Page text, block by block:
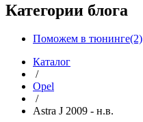
Категории блога
Поможем в тюнинге(2)
Каталог
/
Opel
/
Astra J 2009 - н.в.